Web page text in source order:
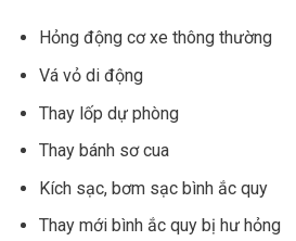
Hỏng động cơ xe thông thường
Vá vỏ di động
Thay lốp dự phòng
Thay bánh sơ cua
Kích sạc, bơm sạc bình ắc quy
Thay mới bình ắc quy bị hư hỏng